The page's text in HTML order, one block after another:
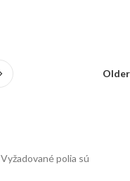
Older
Vyžadované polia sú